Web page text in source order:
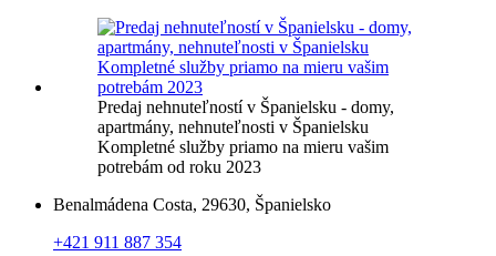
Predaj nehnuteľností v Španielsku - domy,
apartmány, nehnuteľnosti v Španielsku
Kompletné služby priamo na mieru vašim
potrebám od roku 2023
Benalmádena Costa, 29630, Španielsko
+421 911 887 354